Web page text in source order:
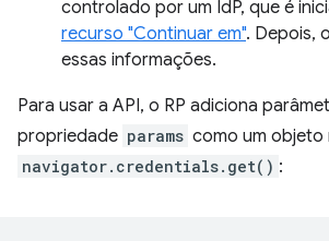
controlado por um IdP, que é
recurso "Continuar em". Depois,
essas informações.
Para usar a API, o RP adiciona
propriedade params como um objeto
navigator.credentials.get() :